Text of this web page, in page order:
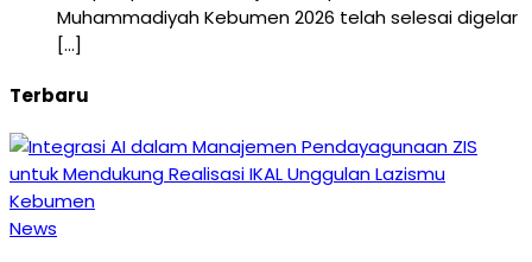
Muhammadiyah Kebumen 2026 telah selesai digelar
[…]
Terbaru
News